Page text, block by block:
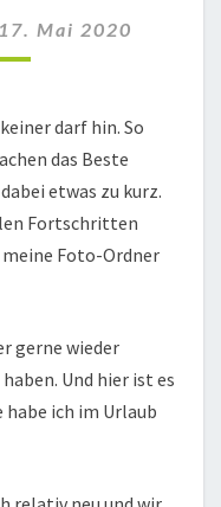
17. Mai 2020
darf hin. So
das Beste
etwas zu kurz.
Fortschritten
Foto-Ordner
gerne wieder
Und hier ist es
habe ich im Urlaub